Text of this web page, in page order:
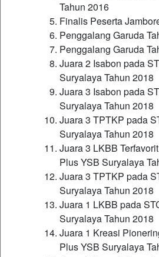
Tahun 2016
Finalis Peserta
Penggalang Garuda
Penggalang Garuda
Juara 2 Isabon pada
Suryalaya Tahun 2018
Juara 3 Isabon pada
Suryalaya Tahun 2018
Juara 3 TPTKP pada
Suryalaya Tahun 2018
Juara 3 LKBB
Plus YSB Suryalaya
Juara 3 TPTKP pada
Suryalaya Tahun 2018
Juara 1 LKBB pada
Suryalaya Tahun 2018
Juara 1 Kreasi
Plus YSB Suryalaya